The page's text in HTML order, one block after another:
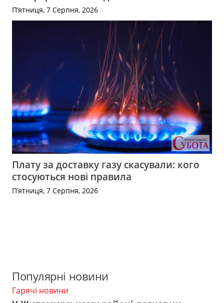
П’ятниця, 7 Серпня, 2026
Плату за доставку газу скасували: кого
стосуються нові правила
П’ятниця, 7 Серпня, 2026
Популярні новини
Гарячі новини